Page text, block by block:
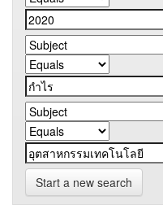
Start a new search